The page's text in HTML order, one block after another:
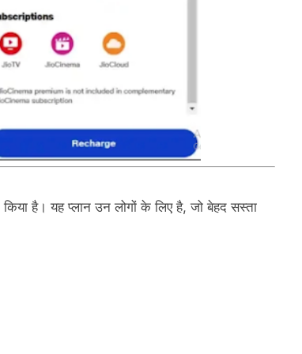
है। यह प्लान उन लोगों के लिए है, जो बेहद सस्ता